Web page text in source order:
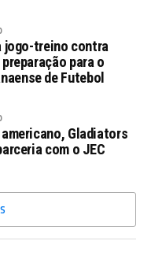
jogo-treino contra
para o
de Futebol
Gladiators
com o JEC